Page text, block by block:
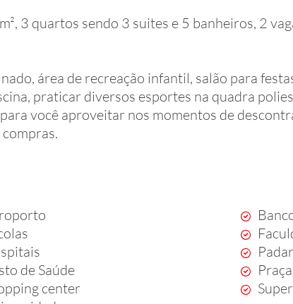
3 quartos sendo 3 suites e 5 banheiros, 2
área de recreação infantil, salão para
praticar diversos esportes na quadra
você aproveitar nos momentos de
de Saúde
center